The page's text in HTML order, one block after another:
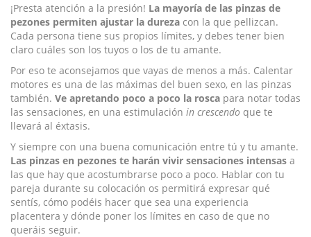
¡Presta atención a la presión! La mayoría de las pinzas de
pezones permiten ajustar la dureza con la que pellizcan.
Cada persona tiene sus propios límites, y debes tener bien
claro cuáles son los tuyos o los de tu amante.
Por eso te aconsejamos que vayas de menos a más. Calentar
motores es una de las máximas del buen sexo, en las pinzas
también. Ve apretando poco a poco la rosca para notar todas
las sensaciones, en una estimulación in crescendo que te
llevará al éxtasis.
Y siempre con una buena comunicación entre tú y tu amante.
Las pinzas en pezones te harán vivir sensaciones intensas a
las que hay que acostumbrarse poco a poco. Hablar con tu
pareja durante su colocación os permitirá expresar qué
sentís, cómo podéis hacer que sea una experiencia
placentera y dónde poner los límites en caso de que no
queráis seguir.